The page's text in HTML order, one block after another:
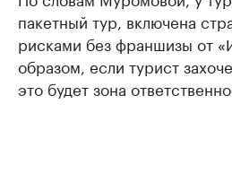
пакетный тур, включена
рисками без франшизы от
образом, если турист
это будет зона